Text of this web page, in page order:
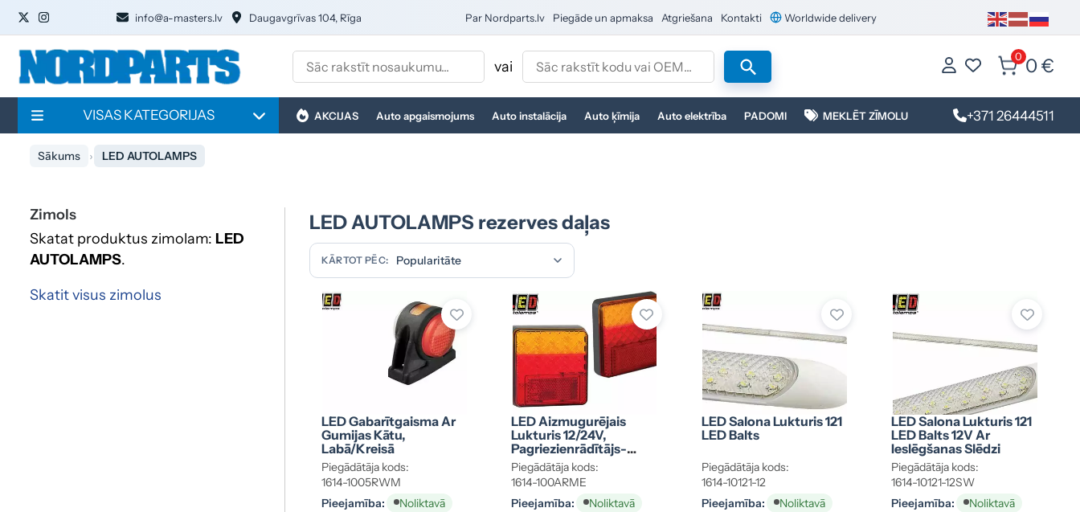
info@a-masters.lv Daugavgrīvas 104, Rīga Par Nordparts.lv Piegāde un apmaksa Atgriešana Kontakti Worldwide delivery
vai
0 0 €
VISAS KATEGORIJAS AKCIJAS Auto apgaismojums Auto instalācija Auto ķīmija Auto elektrība PADOMI MEKLĒT ZĪMOLU +371 26444511
Sākums LED AUTOLAMPS
Zimols
Skatat produktus zimolam: LED
AUTOLAMPS.
Skatit visus zimolus
LED AUTOLAMPS rezerves daļas
KĀRTOT PĒC:
LED Gabarītgaisma Ar
Gumijas Kātu,
Labā/kreisā
Piegādātāja kods:
1614-1005RWM
Pieejamība:
Noliktavā
LED Aizmugurējais
Lukturis 12/24V,
Pagriezienrādītājs-
Bremžu-Gabarīts,
Atstarotājs
Piegādātāja kods:
1614-100ARME
Pieejamība:
Noliktavā
LED Salona Lukturis 121
LED Balts
Piegādātāja kods:
1614-10121-12
Pieejamība:
Noliktavā
LED Salona Lukturis 121
LED Balts 12V Ar
Ieslēgšanas Slēdzi
Piegādātāja kods:
1614-10121-12SW
Pieejamība:
Noliktavā